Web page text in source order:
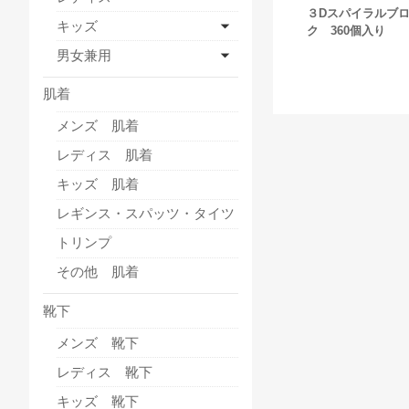
３Dスパイラルブ
ク 360個入り
キッズ
男女兼用
肌着
メンズ 肌着
レディス 肌着
キッズ 肌着
レギンス・スパッツ・タイツ
トリンプ
その他 肌着
靴下
メンズ 靴下
レディス 靴下
キッズ 靴下